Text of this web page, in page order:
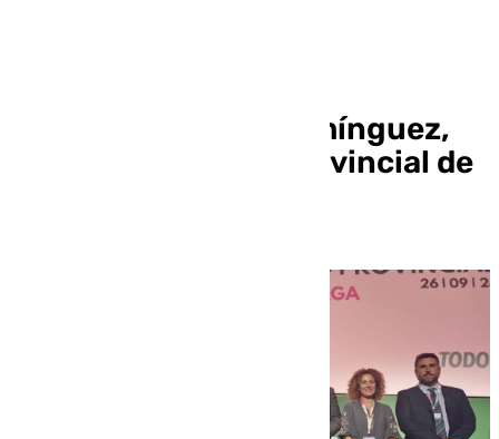
Francisco Javier Domínguez,
nuevo presidente provincial de